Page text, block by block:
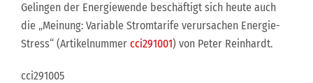
Gelingen der Energiewende beschäftigt sich heute auch
die „Meinung: Variable Stromtarife verursachen Energie-
Stress“ (Artikelnummer cci291001) von Peter Reinhardt.
cci291005